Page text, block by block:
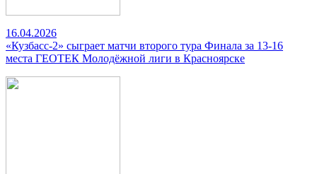
16.04.2026
«Кузбасс-2» сыграет матчи второго тура Финала за 13-16
места ГЕОТЕК Молодёжной лиги в Красноярске